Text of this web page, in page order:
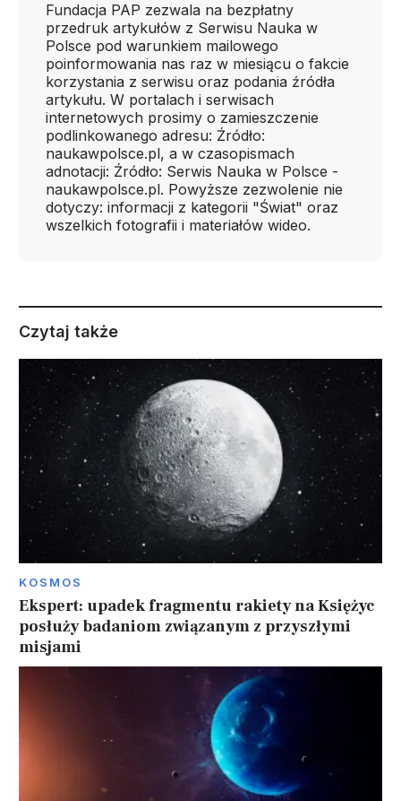
Fundacja PAP zezwala na bezpłatny
przedruk artykułów z Serwisu Nauka w
Polsce pod warunkiem mailowego
poinformowania nas raz w miesiącu o fakcie
korzystania z serwisu oraz podania źródła
artykułu. W portalach i serwisach
internetowych prosimy o zamieszczenie
podlinkowanego adresu: Źródło:
naukawpolsce.pl, a w czasopismach
adnotacji: Źródło: Serwis Nauka w Polsce -
naukawpolsce.pl. Powyższe zezwolenie nie
dotyczy: informacji z kategorii "Świat" oraz
wszelkich fotografii i materiałów wideo.
Czytaj także
KOSMOS
Ekspert: upadek fragmentu rakiety na Księżyc
posłuży badaniom związanym z przyszłymi
misjami